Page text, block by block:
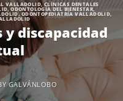
VALLADOLID,CLÍNICAS DENTALES
,ODONTOLOGÍA DEL BIENESTAR,
,ODONTOPEDIATRÍA VALLADOLID,
discapacidad
GALVÁNLOBO